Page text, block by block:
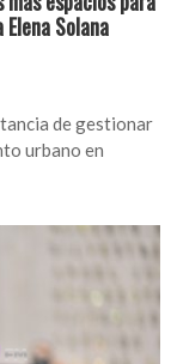
Solana
de gestionar
urbano en